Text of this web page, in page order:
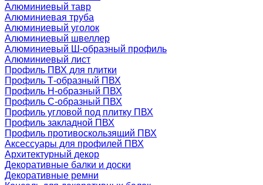
Алюминиевый тавр
Алюминиевая труба
Алюминиевый уголок
Алюминиевый швеллер
Алюминиевый Ш-образный профиль
Алюминиевый лист
Профиль ПВХ для плитки
Профиль Т-образный ПВХ
Профиль H-образный ПВХ
Профиль C-образный ПВХ
Профиль угловой под плитку ПВХ
Профиль закладной ПВХ
Профиль противоскользящий ПВХ
Аксессуары для профилей ПВХ
Архитектурный декор
Декоративные балки и доски
Декоративные ремни